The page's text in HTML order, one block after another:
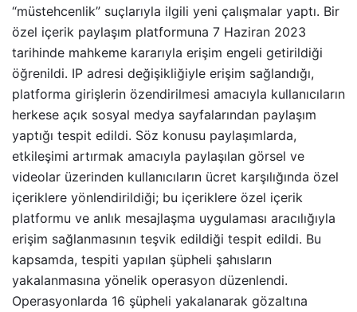
“müstehcenlik” suçlarıyla ilgili yeni çalışmalar yaptı. Bir
özel içerik paylaşım platformuna 7 Haziran 2023
tarihinde mahkeme kararıyla erişim engeli getirildiği
öğrenildi. IP adresi değişikliğiyle erişim sağlandığı,
platforma girişlerin özendirilmesi amacıyla kullanıcıların
herkese açık sosyal medya sayfalarından paylaşım
yaptığı tespit edildi. Söz konusu paylaşımlarda,
etkileşimi artırmak amacıyla paylaşılan görsel ve
videolar üzerinden kullanıcıların ücret karşılığında özel
içeriklere yönlendirildiği; bu içeriklere özel içerik
platformu ve anlık mesajlaşma uygulaması aracılığıyla
erişim sağlanmasının teşvik edildiği tespit edildi. Bu
kapsamda, tespiti yapılan şüpheli şahısların
yakalanmasına yönelik operasyon düzenlendi.
Operasyonlarda 16 şüpheli yakalanarak gözaltına